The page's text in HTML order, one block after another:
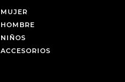
MUJER
HOMBRE
NIÑOS
ACCESORIOS